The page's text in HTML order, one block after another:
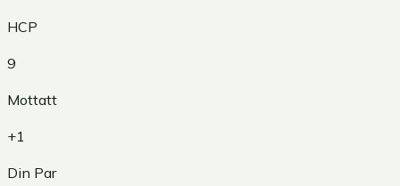
HCP
9
Mottatt
+1
Din Par